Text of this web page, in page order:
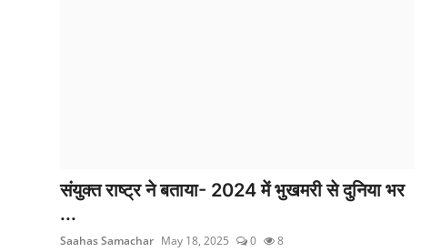
संयुक्त राष्ट्र ने बताया- 2024 में भुखमरी से दुनिया भर
...
Saahas Samachar May 18, 2025 0 8